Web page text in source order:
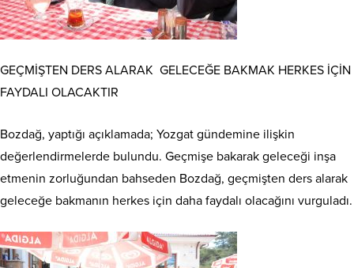
GEÇMİŞTEN DERS ALARAK GELECEĞE BAKMAK HERKES İÇİN
FAYDALI OLACAKTIR
Bozdağ, yaptığı açıklamada; Yozgat gündemine ilişkin
değerlendirmelerde bulundu. Geçmişe bakarak geleceği inşa
etmenin zorluğundan bahseden Bozdağ, geçmişten ders alarak
geleceğe bakmanın herkes için daha faydalı olacağını vurguladı.